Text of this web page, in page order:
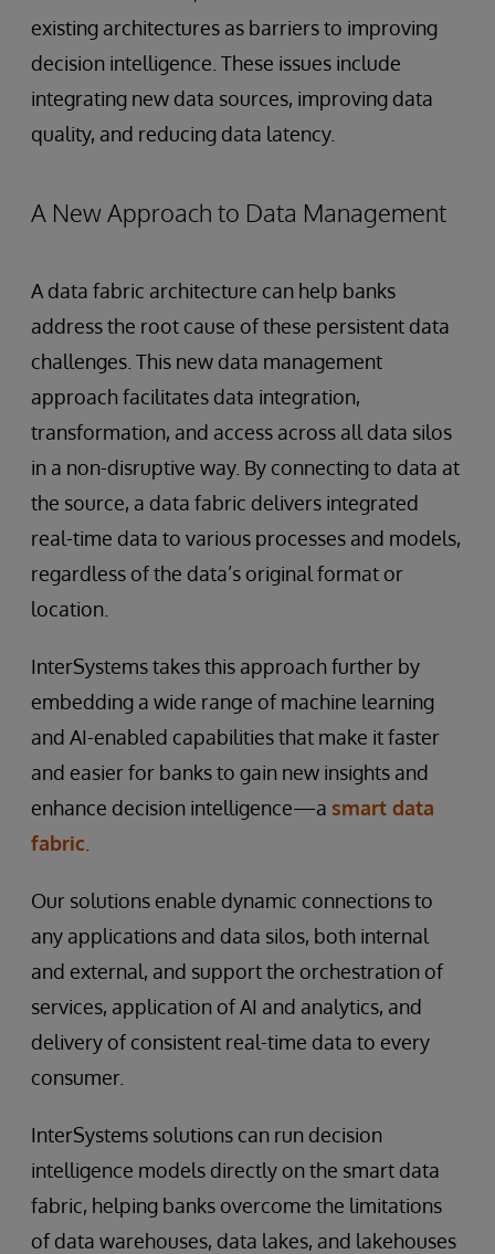
existing architectures as barriers to improving
decision intelligence. These issues include
integrating new data sources, improving data
quality, and reducing data latency.
A New Approach to Data Management
A data fabric architecture can help banks
address the root cause of these persistent data
challenges. This new data management
approach facilitates data integration,
transformation, and access across all data silos
in a non-disruptive way. By connecting to data at
the source, a data fabric delivers integrated
real-time data to various processes and models,
regardless of the data’s original format or
location.
InterSystems takes this approach further by
embedding a wide range of machine learning
and AI-enabled capabilities that make it faster
and easier for banks to gain new insights and
enhance decision intelligence—a smart data
fabric
Our solutions enable dynamic connections to
any applications and data silos, both internal
and external, and support the orchestration of
services, application of AI and analytics, and
delivery of consistent real-time data to every
consumer.
InterSystems solutions can run decision
intelligence models directly on the smart data
fabric, helping banks overcome the limitations
of data warehouses, data lakes, and lakehouses